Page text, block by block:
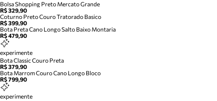
Bolsa Shopping Preto Mercato Grande
R$ 329,90
Coturno Preto Couro Tratorado Basico
R$ 399,90
Bota Preta Cano Longo Salto Baixo Montaria
R$ 479,90
experimente
Bota Classic Couro Preta
R$ 379,90
Bota Marrom Couro Cano Longo Bloco
R$ 799,90
experimente